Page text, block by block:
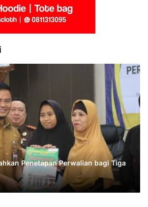
Penetapan Perwalian bagi Tiga